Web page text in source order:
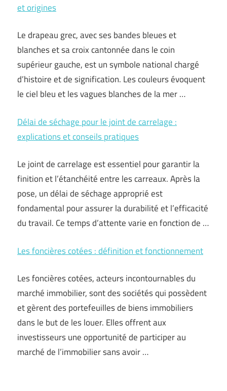
et origines
Le drapeau grec, avec ses bandes bleues et
blanches et sa croix cantonnée dans le coin
supérieur gauche, est un symbole national chargé
d’histoire et de signification. Les couleurs évoquent
le ciel bleu et les vagues blanches de la mer …
Délai de séchage pour le joint de carrelage :
explications et conseils pratiques
Le joint de carrelage est essentiel pour garantir la
finition et l’étanchéité entre les carreaux. Après la
pose, un délai de séchage approprié est
fondamental pour assurer la durabilité et l’efficacité
du travail. Ce temps d’attente varie en fonction de …
Les foncières cotées : définition et fonctionnement
Les foncières cotées, acteurs incontournables du
marché immobilier, sont des sociétés qui possèdent
et gèrent des portefeuilles de biens immobiliers
dans le but de les louer. Elles offrent aux
investisseurs une opportunité de participer au
marché de l’immobilier sans avoir …